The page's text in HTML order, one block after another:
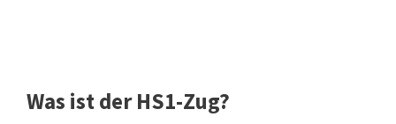
Was ist der HS1-Zug?